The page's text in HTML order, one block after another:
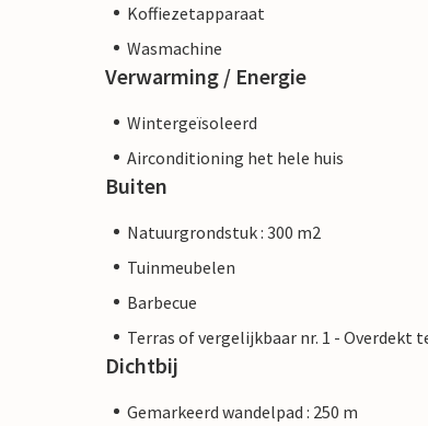
Koffiezetapparaat
Wasmachine
Verwarming / Energie
Wintergeïsoleerd
Airconditioning het hele huis
Buiten
Natuurgrondstuk : 300 m2
Tuinmeubelen
Barbecue
Terras of vergelijkbaar nr. 1 - Overdekt
Dichtbij
Gemarkeerd wandelpad : 250 m